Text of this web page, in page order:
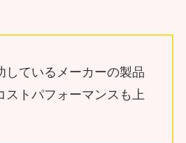
しているメーカーの製品
ストパフォーマンスも上